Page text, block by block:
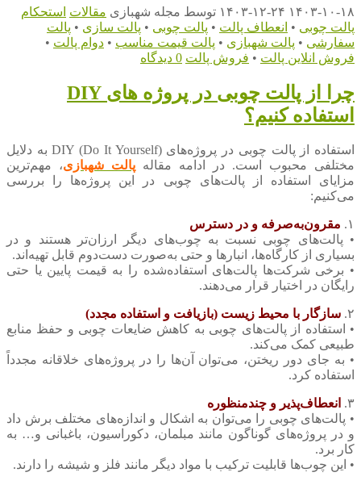
۱۴۰۳-۱۰-۱۸ ۱۴۰۳-۱۲-۲۴ توسط مجله شهبازی مقالات استحکام
پالت چوبی • انعطاف پالت • پالت چوبی • پالت سازی • پالت
سفارشی • پالت شهبازی • پالت قیمت مناسب • دوام پالت •
فروش انلاین پالت • فروش پالت 0 دیدگاه
چرا از پالت چوبی در پروژه های DIY
استفاده کنیم؟
استفاده از پالت چوبی در پروژه‌های DIY (Do It Yourself) به دلایل
مختلفی محبوب است. در ادامه مقاله پالت شهبازی، مهم‌ترین
مزایای استفاده از پالت‌های چوبی در این پروژه‌ها را بررسی
می‌کنیم:
۱.
مقرون‌به‌صرفه و در دسترس
• پالت‌های چوبی نسبت به چوب‌های دیگر ارزان‌تر هستند و در
بسیاری از کارگاه‌ها، انبارها و حتی به‌صورت دست‌دوم قابل تهیه‌اند.
• برخی شرکت‌ها پالت‌های استفاده‌شده را به قیمت پایین یا حتی
رایگان در اختیار قرار می‌دهند.
۲. سازگار با محیط زیست (بازیافت و استفاده مجدد)
• استفاده از پالت‌های چوبی به کاهش ضایعات چوبی و حفظ منابع
طبیعی کمک می‌کند.
• به جای دور ریختن، می‌توان آن‌ها را در پروژه‌های خلاقانه مجدداً
استفاده کرد.
۳.
انعطاف‌پذیر و چندمنظوره
• پالت‌های چوبی را می‌توان به اشکال و اندازه‌های مختلف برش داد
و در پروژه‌های گوناگون مانند مبلمان، دکوراسیون، باغبانی و… به
کار برد.
• این چوب‌ها قابلیت ترکیب با مواد دیگر مانند فلز و شیشه را دارند.